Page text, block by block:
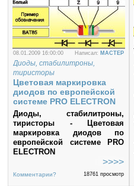
08.01.2009 16:00:00 Написал: MACTEP
Диоды, стабилитроны,
тиристоры
Цветовая маркировка
диодов по европейской
системе PRO ELECTRON
Диоды, стабилитроны,
тиристоры - Цветовая
маркировка диодов по
европейской системе PRO
ELECTRON
Комментарии? 18761 просмотр